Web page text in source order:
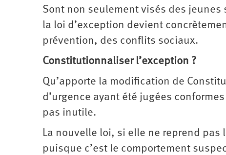
Sont non seulement visés des
la loi d’exception devient
prévention, des conflits sociaux.
Constitutionnaliser l’exception ?
Qu’apporte la modification de
d’urgence ayant été jugées
pas inutile.
La nouvelle loi, si elle ne reprend
puisque c’est le comportement